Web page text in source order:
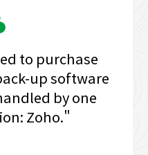
to purchase
up software
by one
Zoho."